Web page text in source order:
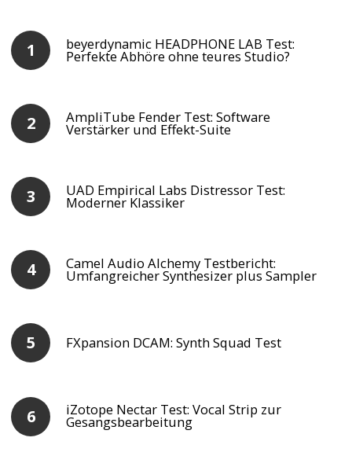
beyerdynamic HEADPHONE LAB Test:
Perfekte Abhöre ohne teures Studio?
AmpliTube Fender Test: Software
Verstärker und Effekt-Suite
UAD Empirical Labs Distressor Test:
Moderner Klassiker
Camel Audio Alchemy Testbericht:
Umfangreicher Synthesizer plus Sampler
FXpansion DCAM: Synth Squad Test
iZotope Nectar Test: Vocal Strip zur
Gesangsbearbeitung